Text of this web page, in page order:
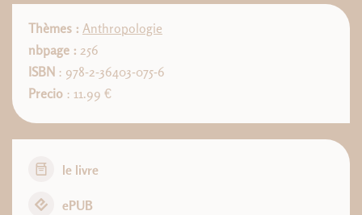
Thèmes : Anthropologie
nbpage : 256
ISBN : 978-2-36403-075-6
Precio : 11.99 €
le livre
ePUB